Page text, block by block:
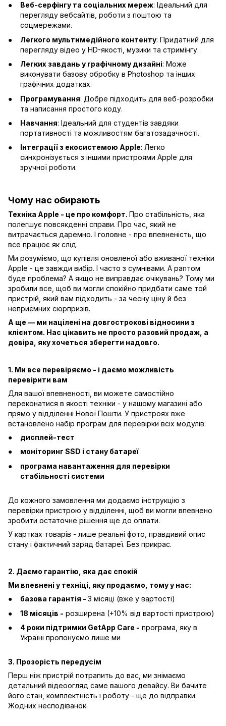
Веб-серфінгу та соціальних мереж: Ідеальний для
перегляду вебсайтів, роботи з поштою та
соцмережами.
Легкого мультимедійного контенту: Придатний для
перегляду відео у HD-якості, музики та стримінгу.
Легких завдань у графічному дизайні: Може
виконувати базову обробку в Photoshop та інших
графічних додатках.
Програмування: Добре підходить для веб-розробки
та написання простого коду.
Навчання: Ідеальний для студентів завдяки
портативності та можливостям багатозадачності.
Інтеграції з екосистемою Apple: Легко
синхронізується з іншими пристроями Apple для
зручної роботи.
Чому нас обирають
Техніка Apple - це про комфорт. Про стабільність, яка
полегшує повсякденні справи. Про час, який не
витрачається даремно. І головне - про впевненість, що
все працює як слід.
Ми розуміємо, що купівля оновленої або вживаної техніки
Apple - це завжди вибір. І часто з сумнівами. А раптом
буде проблема? А якщо не виправдає очікувань? Тому ми
зробили все, щоб ви могли спокійно придбати саме той
пристрій, який вам підходить - за чесну ціну й без
неприємних сюрпризів.
А ще — ми націлені на довгострокові відносини з
клієнтом. Нас цікавить не просто разовий продаж, а
довіра, яку хочеться зберегти надовго.
1. Ми все перевіряємо - і даємо можливість
перевірити вам
Для вашої впевненості, ви можете самостійно
переконатися в якості техніки - у нашому магазині або
прямо у відділенні Нової Пошти. У пристроях вже
встановлено набір програм для перевірки всіх модулів:
дисплей-тест
моніторинг SSD і стану батареї
програма навантаження для перевірки
стабільності системи
До кожного замовлення ми додаємо інструкцію з
перевірки пристрою у відділенні, щоб ви могли впевнено
зробити остаточне рішення ще до оплати.
У картках товарів - лише реальні фото, правдивий опис
стану і фактичний заряд батареї. Без прикрас.
2. Даємо гарантію, яка дає спокій
Ми впевнені у техніці, яку продаємо, тому у нас:
базова гарантія - 3 місяці (вже у вартості)
18 місяців - розширена (+10% від вартості пристрою)
4 роки підтримки GetApp Care - програма, яку в
Україні пропонуємо лише ми
3. Прозорість передусім
Перш ніж пристрій потрапить до вас, ми знімаємо
детальний відеоогляд саме вашого девайсу. Ви бачите
його стан, комплектність і роботу - ще до відправки.
Жодних несподіванок.